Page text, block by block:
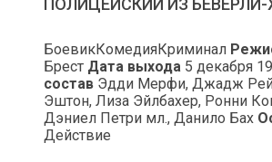
ПОЛИЦЕЙСКИЙ ИЗ БЕВЕРЛИ-
БоевикКомедияКриминал
Брест Дата выхода 5 декабря
состав Эдди Мерфи, Джадж
Эштон, Лиза Эйлбахер, Ронни
Дэниел Петри мл., Данило Бах
Действие